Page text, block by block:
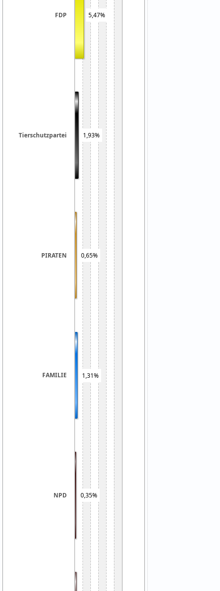
FDP
Tierschutzpartei
PIRATEN
FAMILIE
NPD
5,47%
1,93%
0,65%
1,31%
0,35%